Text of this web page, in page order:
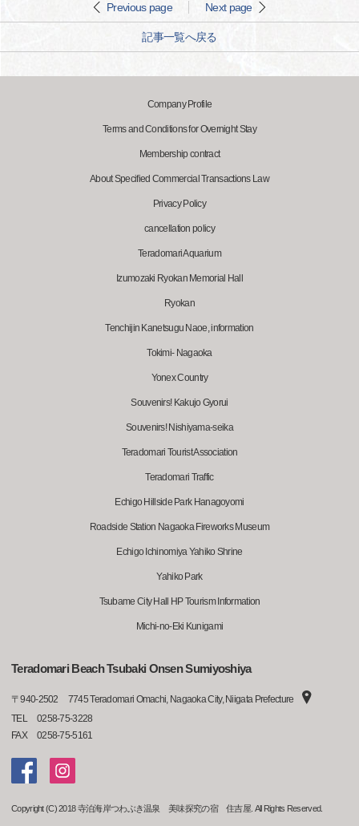
Previous page Next page
記事一覧へ戻る
Company Profile
Terms and Conditions for Overnight Stay
Membership contract
About Specified Commercial Transactions Law
Privacy Policy
cancellation policy
Teradomari Aquarium
Izumozaki Ryokan Memorial Hall
Ryokan
Tenchijin Kanetsugu Naoe, information
Tokimi- Nagaoka
Yonex Country
Souvenirs! Kakujo Gyorui
Souvenirs! Nishiyama-seika
Teradomari Tourist Association
Teradomari Traffic
Echigo Hillside Park Hanagoyomi
Roadside Station Nagaoka Fireworks Museum
Echigo Ichinomiya Yahiko Shrine
Yahiko Park
Tsubame City Hall HP Tourism Information
Michi-no-Eki Kunigami
Teradomari Beach Tsubaki Onsen Sumiyoshiya
〒940-2502
7745 Teradomari Omachi, Nagaoka City, Niigata Prefecture
TEL
0258-75-3228
FAX
0258-75-5161
Copyright (C) 2018 寺泊海岸つわぶき温泉 美味探究の宿 住吉屋. All Rights Reserved.